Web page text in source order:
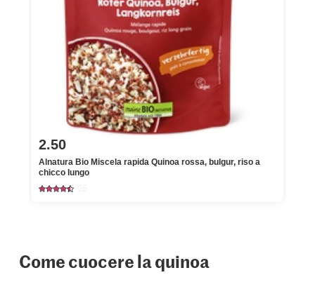
2.50
Alnatura Bio Miscela rapida Quinoa rossa, bulgur, riso a
chicco lungo
Come cuocere la quinoa